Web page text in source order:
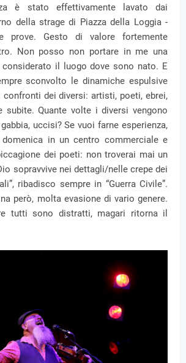
è stato effettivamente lavato dai
della strage di Piazza della Loggia -
prove. Gesto di valore fortemente
Non posso non portare in me una
il luogo dove sono nato. E
sconvolto le dinamiche espulsive
confronti dei diversi: artisti, poeti, ebrei,
subite. Quante volte i diversi vengono
uccisi? Se vuoi farne esperienza,
in un centro commerciale e
dei poeti: non troverai mai un
sopravvive nei dettagli/nelle crepe dei
ribadisco sempre in “Guerra Civile”.
però, molta evasione di vario genere.
tutti sono distratti, magari ritorna il